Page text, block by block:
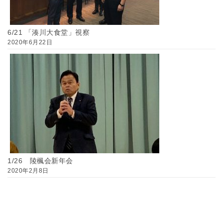
6/21 「湊川大食堂」視察
2020年6月22日
1/26 陵楓会新年会
2020年2月8日